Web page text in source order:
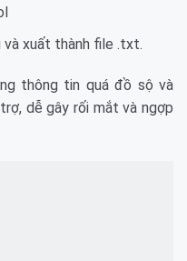
và xuất thành file .txt.
thông tin quá đồ sộ và
dễ gây rối mắt và ngợp